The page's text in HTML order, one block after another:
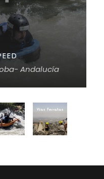
Andalucía